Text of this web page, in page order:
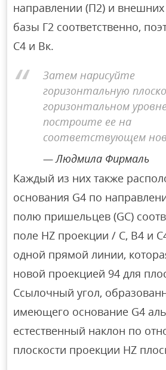
направлении (П2) и
базы Г2 соответственно,
C4 и Вк.
Затем нарисуйте
горизонтальную
горизонтальном
построите ее на
соответствующем
Людмила Фирмаль
Каждый из них также
основания G4 по
полю пришельцев (GC)
поле HZ проекции / C, B4 и
одной прямой линии,
новой проекцией 94 для
Ссылочный угол,
имеющего основание G4
естественный наклон по
плоскости проекции HZ